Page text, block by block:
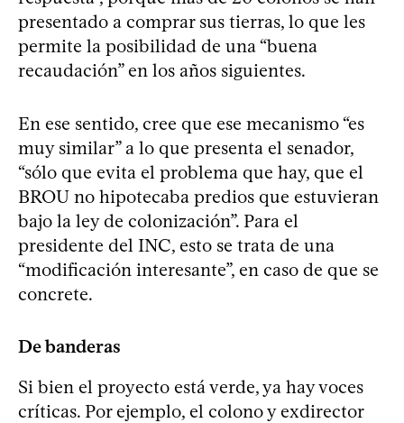
presentado a comprar sus tierras, lo que les
permite la posibilidad de una “buena
recaudación” en los años siguientes.
En ese sentido, cree que ese mecanismo “es
muy similar” a lo que presenta el senador,
“sólo que evita el problema que hay, que el
BROU no hipotecaba predios que estuvieran
bajo la ley de colonización”. Para el
presidente del INC, esto se trata de una
“modificación interesante”, en caso de que se
concrete.
De banderas
Si bien el proyecto está verde, ya hay voces
críticas. Por ejemplo, el colono y exdirector